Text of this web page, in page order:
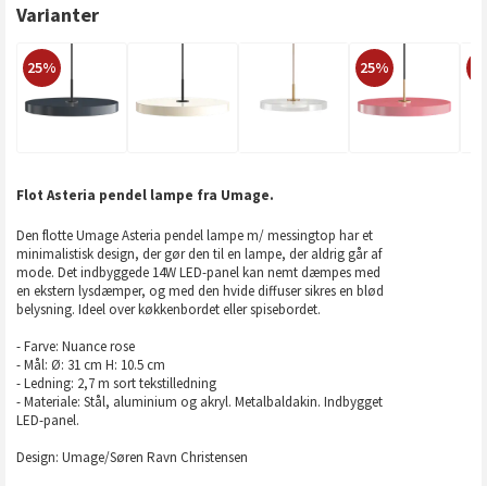
Varianter
25% 25%
Flot Asteria pendel lampe fra Umage.
Den flotte Umage Asteria pendel lampe m/ messingtop har et
minimalistisk design, der gør den til en lampe, der aldrig går af
mode. Det indbyggede 14W LED-panel kan nemt dæmpes med
en ekstern lysdæmper, og med den hvide diffuser sikres en blød
belysning. Ideel over køkkenbordet eller spisebordet.
- Farve: Nuance rose
- Mål: Ø: 31 cm H: 10.5 cm
- Ledning: 2,7 m sort tekstilledning
- Materiale: Stål, aluminium og akryl. Metalbaldakin. Indbygget
LED-panel.
Design: Umage/Søren Ravn Christensen